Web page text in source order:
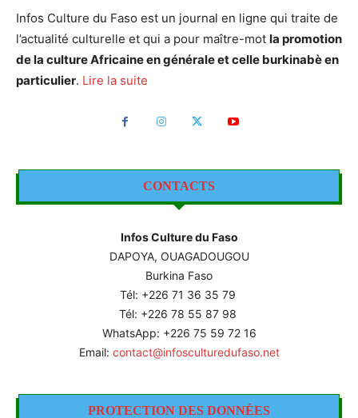
Infos Culture du Faso est un journal en ligne qui traite de
l’actualité culturelle et qui a pour maître-mot la promotion
de la culture Africaine en générale et celle burkinabè en
particulier. Lire la suite
CONTACTS
Infos Culture du Faso
DAPOYA, OUAGADOUGOU
Burkina Faso
Tél: +226 71 36 35 79
Tél: +226 78 55 87 98
WhatsApp: +226 75 59 72 16
Email: contact@infosculturedufaso.net
PROTECTION DES DONNÉES